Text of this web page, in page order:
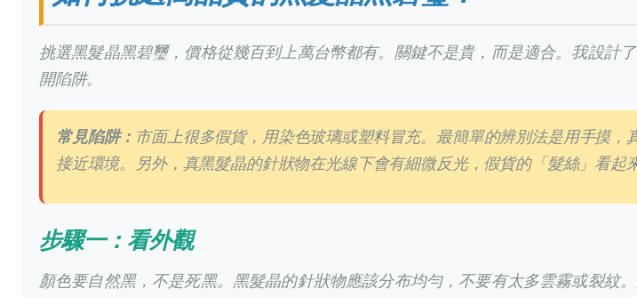
挑選黑髮晶黑碧璽，價格從幾百到上萬台幣都有。關鍵不是貴，而是適合。我設計
開陷阱。
常見陷阱： 市面上很多假貨，用染色玻璃或塑料冒充。最簡單的辨別法是用手摸，
接近環境。另外，真黑髮晶的針狀物在光線下會有細微反光，假貨的「髮絲」看起
步驟一：看外觀
顏色要自然黑，不是死黑。黑髮晶的針狀物應該分布均勻，不要有太多雲霧或裂紋